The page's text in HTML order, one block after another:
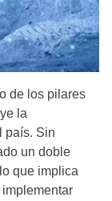
de los pilares
la
país. Sin
un doble
que implica
implementar